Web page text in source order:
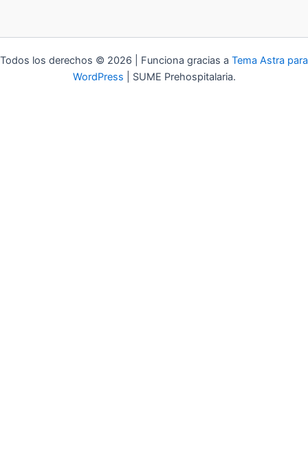
Todos los derechos © 2026 | Funciona gracias a Tema Astra para
WordPress | SUME Prehospitalaria.